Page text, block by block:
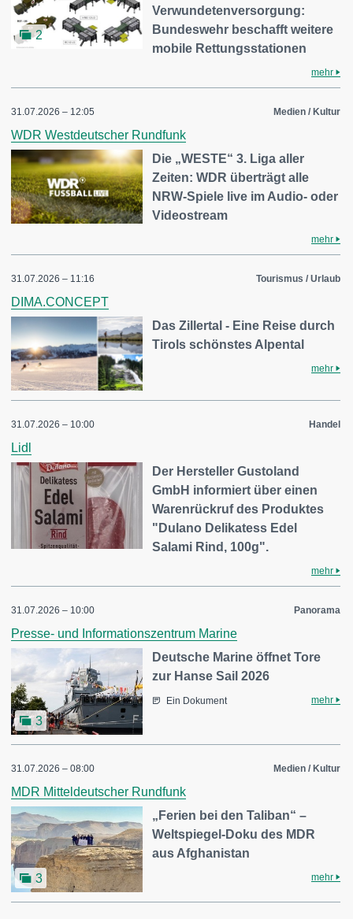
2
Verwundetenversorgung:
Bundeswehr beschafft weitere
mobile Rettungsstationen
mehr
31.07.2026 – 12:05 Medien / Kultur
WDR Westdeutscher Rundfunk
Die „WESTE“ 3. Liga aller
Zeiten: WDR überträgt alle
NRW-Spiele live im Audio- oder
Videostream
mehr
31.07.2026 – 11:16 Tourismus / Urlaub
DIMA.CONCEPT
Das Zillertal - Eine Reise durch
Tirols schönstes Alpental
mehr
31.07.2026 – 10:00 Handel
Lidl
Der Hersteller Gustoland
GmbH informiert über einen
Warenrückruf des Produktes
"Dulano Delikatess Edel
Salami Rind, 100g".
mehr
31.07.2026 – 10:00 Panorama
Presse- und Informationszentrum Marine
3
Deutsche Marine öffnet Tore
zur Hanse Sail 2026
Ein Dokument mehr
31.07.2026 – 08:00 Medien / Kultur
MDR Mitteldeutscher Rundfunk
3
„Ferien bei den Taliban“ –
Weltspiegel-Doku des MDR
aus Afghanistan
mehr